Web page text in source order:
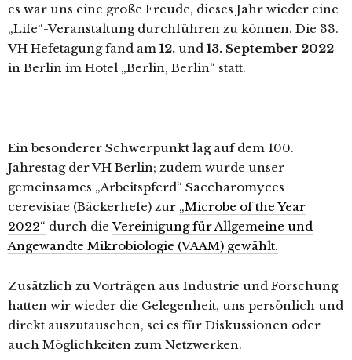
es war uns eine große Freude, dieses Jahr wieder eine
„Life“-Veranstaltung durchführen zu können. Die 33.
VH Hefetagung fand am 12. und 13. September 2022
in Berlin im Hotel „Berlin, Berlin“ statt.
Ein besonderer Schwerpunkt lag auf dem 100.
Jahrestag der VH Berlin; zudem wurde unser
gemeinsames „Arbeitspferd“ Saccharomyces
cerevisiae (Bäckerhefe) zur „Microbe of the Year
2022“ durch dieVereinigung für Allgemeine und
Angewandte Mikrobiologie (VAAM) gewählt.
Zusätzlich zu Vorträgen aus Industrie und Forschung
hatten wir wieder die Gelegenheit, uns persönlich und
direkt auszutauschen, sei es für Diskussionen oder
auch Möglichkeiten zum Netzwerken.